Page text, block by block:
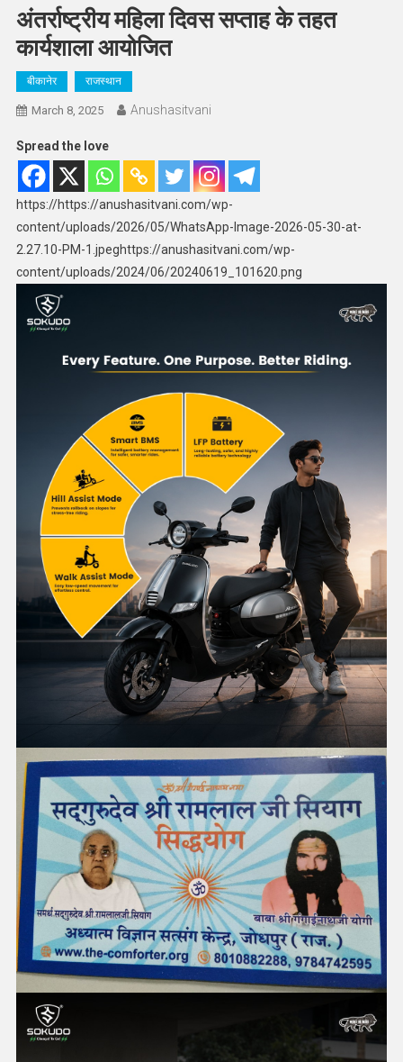
अंतर्राष्ट्रीय महिला दिवस सप्ताह के तहत
कार्यशाला आयोजित
बीकानेर राजस्थान
March 8, 2025 Anushasitvani
Spread the love
https://https://anushasitvani.com/wp-
content/uploads/2026/05/WhatsApp-Image-2026-05-30-at-
2.27.10-PM-1.jpeghttps://anushasitvani.com/wp-
content/uploads/2024/06/20240619_101620.png